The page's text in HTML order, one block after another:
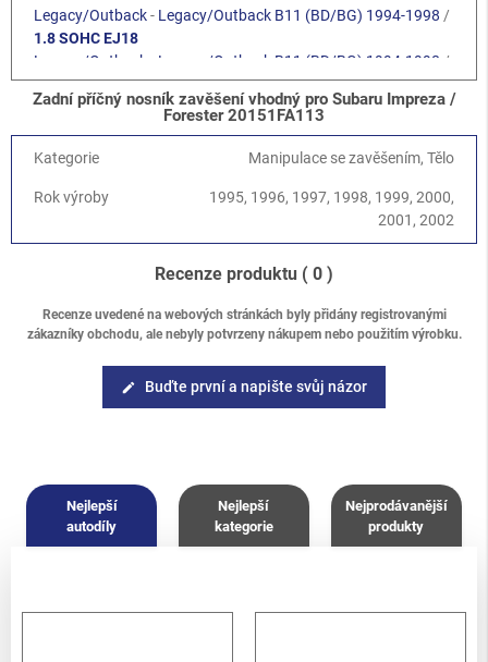
Legacy/Outback- Legacy/Outback B11 (BD/BG) 1994-1998 /
1.8 SOHC EJ18
Legacy/Outback
Legacy/Outback B11 (BD/BG) 1994-1998 /
2.0 SOHC
Legacy/Outback-Legacy/Outback B11 (BD/BG) 1994-1998/
Forester- Forester S10 (SF) 1997-2002/2.0 SOHC
Forester-Forester S10 (SF) 1997-2002 /2.0 Turbo
Zadní příčný nosník zavěšení vhodný pro Subaru Impreza /
Forester 20151FA113
Kategorie Manipulace se zavěšením, Tělo
Rok výroby
1995, 1996, 1997, 1998, 1999, 2000,
2001, 2002
Recenze produktu ( 0 )
Recenze uvedené na webových stránkách byly přidány registrovanými
zákazníky obchodu, ale nebyly potvrzeny nákupem nebo použitím výrobku.
edit Buďte první a napište svůj názor
Nejlepší
autodíly
Nejlepší
kategorie
Nejprodávanější
produkty